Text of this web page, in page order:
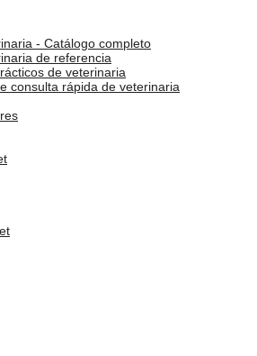
- Catálogo completo
de referencia
de veterinaria
consulta rápida de veterinaria